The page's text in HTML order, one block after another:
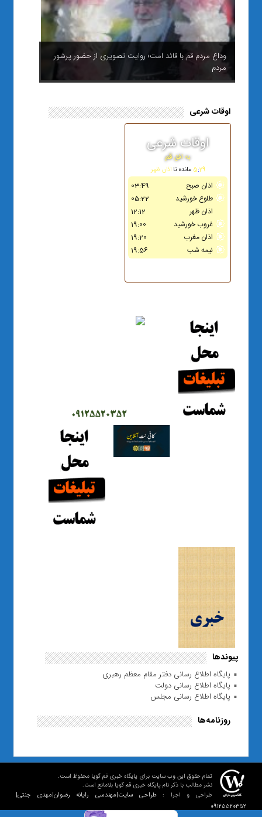
وداع مردم قم با قائد امت؛ روایت تصویری از حضور پرشور
مردم
اوقات شرعی
پیوندها
پایگاه اطلاع رسانی دفتر مقام معظم رهبری
پایگاه اطلاع رسانی دولت
پایگاه اطلاع رسانی مجلس
روزنامه‌ها
تمام حقوق این وب سایت برای پایگاه خبری قم گویا محفوظ است.
نشر مطالب با ذکر نام پایگاه خبری قم گویا بلامانع است.
طراحی و اجرا : طراحی سایت|مهندسی رایانه رضوان|مهدی جنتی|
09125520352